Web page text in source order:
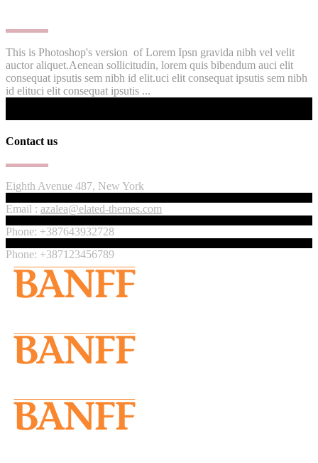
This is Photoshop's version of Lorem Ipsn gravida nibh vel velit
auctor aliquet.Aenean sollicitudin, lorem quis bibendum auci elit
consequat ipsutis sem nibh id elit.uci elit consequat ipsutis sem nibh
id elituci elit consequat ipsutis ...
Contact us
Eighth Avenue 487, New York
Email : azalea@elated-themes.com
Phone: +387643932728
Phone: +387123456789